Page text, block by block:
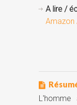
A lire /
Amazon